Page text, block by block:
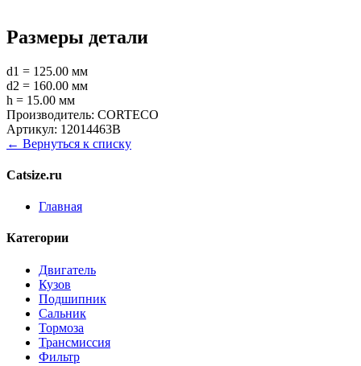
Размеры детали
d1 = 125.00 мм
d2 = 160.00 мм
h = 15.00 мм
Производитель: CORTECO
Артикул: 12014463B
← Вернуться к списку
Catsize.ru
Главная
Категории
Двигатель
Кузов
Подшипник
Сальник
Тормоза
Трансмиссия
Фильтр